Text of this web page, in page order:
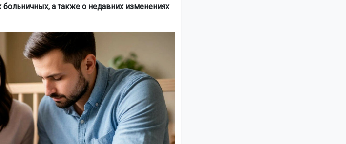
а также о недавних изменениях